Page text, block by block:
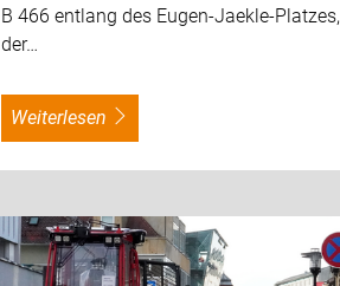
B 466 entlang des Eugen-Jaekle-Platzes,
der…
weiterlesen